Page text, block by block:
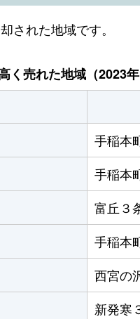
された地域です。
売れた地域（2023年
手稲本
手稲本
富丘３
手稲本
西宮の
新発寒